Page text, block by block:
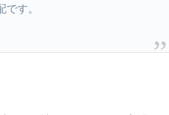
す。